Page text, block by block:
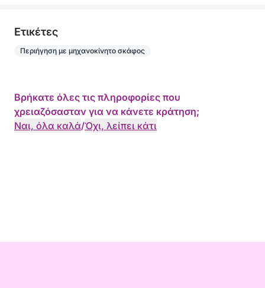
Eτικέτες
Περιήγηση με μηχανοκίνητο σκάφος
Βρήκατε όλες τις πληροφορίες που
χρειαζόσασταν για να κάνετε κράτηση;
Ναι, όλα καλά/Όχι, λείπει κάτι